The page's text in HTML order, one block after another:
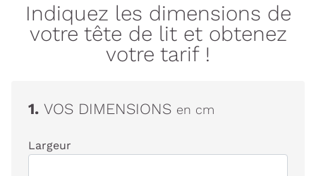
Indiquez les dimensions de
votre tête de lit et obtenez
votre tarif !
1. VOS DIMENSIONS en cm
Largeur